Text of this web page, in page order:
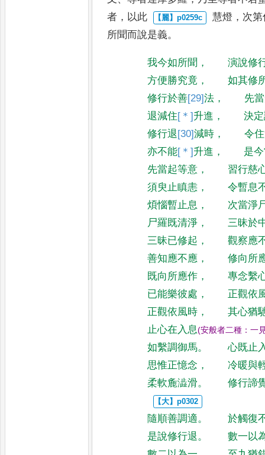
者 ， 以此 慧燈 ， 次
所聞而說是義。
我今如所聞 ，
演說修
方便勝究竟 ，
如其修
修行於善[29]法 ，
先
退減住[＊] 升進 ，
決
修行退 [30]減時 ，
令
亦不能[＊] 升進 ，
是
先當起等意 ，
習行慈
須臾止瞋恚 ，
令暫息
煩惱暫止息 ，
次當淨
尸羅既清淨 ，
三昧於
三昧已修起 ，
觀察應
善知應不應 ，
修向所
既向所應作 ，
專念繫
已能樂彼處 ，
正觀依
正觀依風時 ，
其心猶
止心在入息(安般者二種 ：一
如繫調御馬。
心既止
思惟正憶念 ，
冷暖與
柔軟麁澁滑。 修行諦
隨順善調適。
於觸復
是說修行退。
數一以